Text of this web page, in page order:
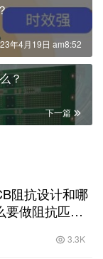
年4月19日 am8:52
？
下一篇
阻抗设计和哪
要做阻抗匹
3.3K